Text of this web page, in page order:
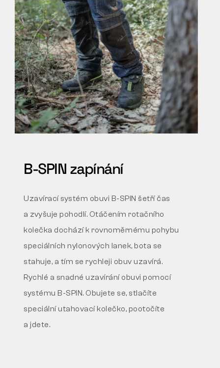
B-SPIN zapínání
Uzavírací systém obuvi B-SPIN šetří čas
a zvyšuje pohodlí. Otáčením rotačního
kolečka dochází k rovnoměrnému pohybu
speciálních nylonových lanek, bota se
stahuje, a tím se rychleji obuv uzavírá.
Rychlé a snadné uzavírání obuvi pomocí
systému B-SPIN. Obujete se, stlačíte
speciální utahovací kolečko, pootočíte
a jdete.